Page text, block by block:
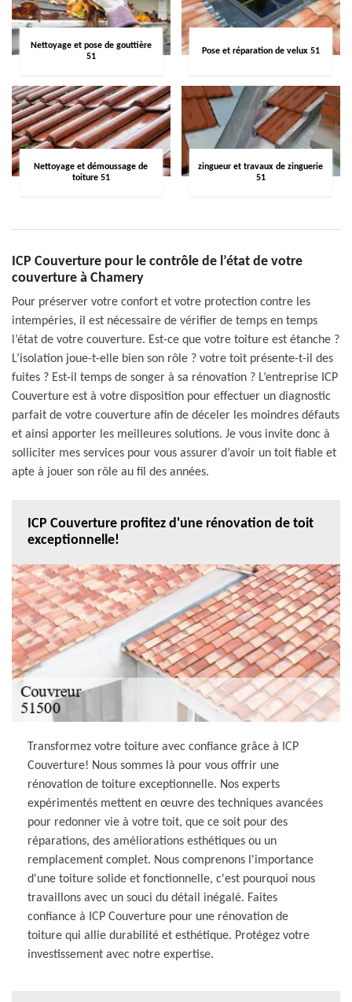
Nettoyage et pose de gouttière
51
Pose et réparation de velux 51
Nettoyage et démoussage de
toiture 51
zingueur et travaux de zinguerie
51
ICP Couverture pour le contrôle de l’état de votre
couverture à Chamery
Pour préserver votre confort et votre protection contre les
intempéries, il est nécessaire de vérifier de temps en temps
l’état de votre couverture. Est-ce que votre toiture est étanche ?
L’isolation joue-t-elle bien son rôle ? votre toit présente-t-il des
fuites ? Est-il temps de songer à sa rénovation ? L’entreprise ICP
Couverture est à votre disposition pour effectuer un diagnostic
parfait de votre couverture afin de déceler les moindres défauts
et ainsi apporter les meilleures solutions. Je vous invite donc à
solliciter mes services pour vous assurer d’avoir un toit fiable et
apte à jouer son rôle au fil des années.
ICP Couverture profitez d'une rénovation de toit
exceptionnelle!
Transformez votre toiture avec confiance grâce à ICP
Couverture! Nous sommes là pour vous offrir une
rénovation de toiture exceptionnelle. Nos experts
expérimentés mettent en œuvre des techniques avancées
pour redonner vie à votre toit, que ce soit pour des
réparations, des améliorations esthétiques ou un
remplacement complet. Nous comprenons l'importance
d'une toiture solide et fonctionnelle, c'est pourquoi nous
travaillons avec un souci du détail inégalé. Faites
confiance à ICP Couverture pour une rénovation de
toiture qui allie durabilité et esthétique. Protégez votre
investissement avec notre expertise.